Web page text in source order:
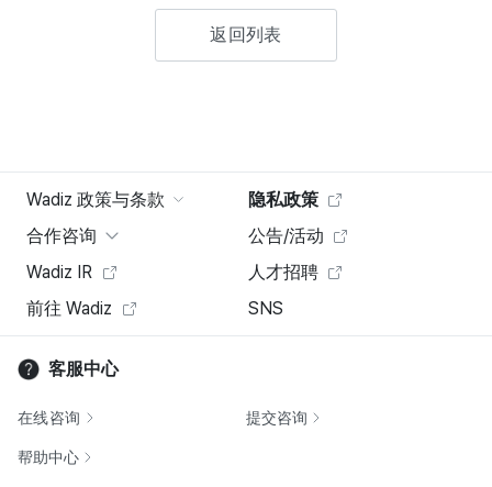
返回列表
Wadiz 政策与条款
隐私政策
合作咨询
公告/活动
Wadiz IR
人才招聘
前往 Wadiz
SNS
客服中心
在线咨询 提交咨询
帮助中心